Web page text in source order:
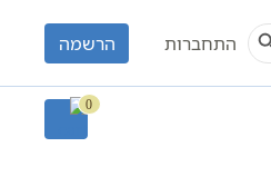
התחברות הרשמה
0